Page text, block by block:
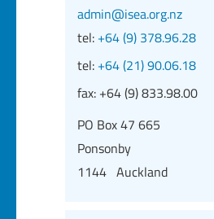
admin@isea.org.nz
tel: +64 (9) 378.96.28
tel: +64 (21) 90.06.18
fax: +64 (9) 833.98.00
PO Box 47 665
Ponsonby
1144 Auckland